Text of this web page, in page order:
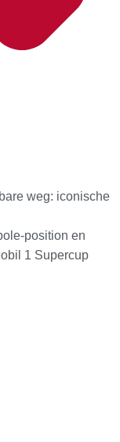
weg: iconische
position en
1 Supercup